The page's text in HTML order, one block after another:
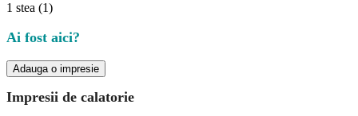
1 stea (1)
Ai fost aici?
Adauga o impresie
Impresii de calatorie